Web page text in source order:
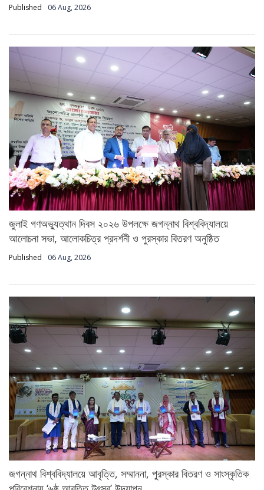
Published 06 Aug, 2026
জুলাই গণঅভ্যুত্থান দিবস ২০২৬ উপলক্ষে জগন্নাথ বিশ্ববিদ্যালয়ে
আলোচনা সভা, আলোকচিত্র প্রদর্শনী ও পুরস্কার বিতরণ অনুষ্ঠিত
Published 06 Aug, 2026
জগন্নাথ বিশ্ববিদ্যালয়ে আবৃত্তি, সম্মাননা, পুরস্কার বিতরণ ও সাংস্কৃতিক